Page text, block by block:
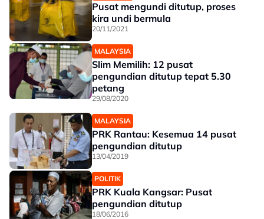
Pusat mengundi ditutup, proses
kira undi bermula
20/11/2021
MALAYSIA
Slim Memilih: 12 pusat
pengundian ditutup tepat 5.30
petang
29/08/2020
MALAYSIA
PRK Rantau: Kesemua 14 pusat
pengundian ditutup
13/04/2019
POLITIK
PRK Kuala Kangsar: Pusat
pengundian ditutup
18/06/2016